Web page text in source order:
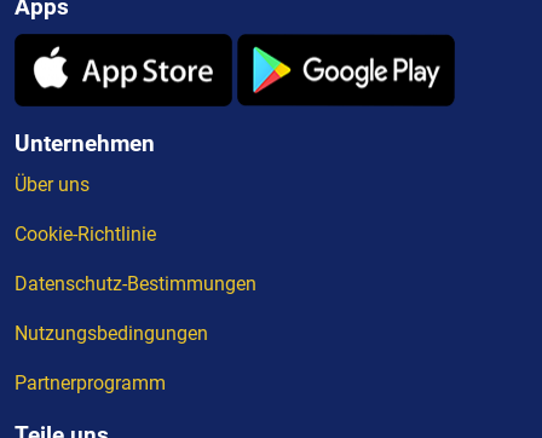
Apps
Unternehmen
Über uns
Cookie-Richtlinie
Datenschutz-Bestimmungen
Nutzungsbedingungen
Partnerprogramm